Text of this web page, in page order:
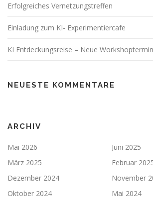
Erfolgreiches Vernetzungstreffen
Einladung zum KI- Experimentiercafe
KI Entdeckungsreise – Neue
NEUESTE KOMMENTARE
ARCHIV
Mai 2026
Juni 2025
März 2025
Februar
Dezember 2024
November
Oktober 2024
Mai 2024